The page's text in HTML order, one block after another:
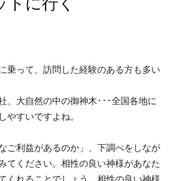
乗って、訪問した経験のある方も多い
、大自然の中の御神木･･･全国各地に
やすいですよね。
ご利益があるのか」、下調べをしなが
てください。相性の良い神様があなた
くれることでしょう。相性の良い神様